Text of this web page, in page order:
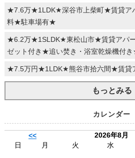
★7.6万★1LDK★深谷市上柴町★賃貸ア
料★駐車場有★
★6.2万★1SLDK★東松山市★賃貸アパ
ゼット付き★追い焚き・浴室乾燥機付
★7.5万円★1LDK★熊谷市拾六間★賃貸
もっとみる
カレンダー
<<
2026年8月
日
月 火 水